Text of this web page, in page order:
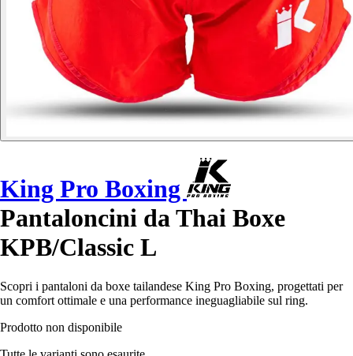
King Pro Boxing
Pantaloncini da Thai Boxe
KPB/Classic L
Scopri i pantaloni da boxe tailandese King Pro Boxing, progettati per
un comfort ottimale e una performance ineguagliabile sul ring.
Prodotto non disponibile